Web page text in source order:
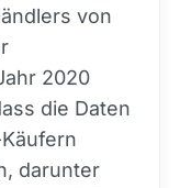
von
2020
die Daten
darunter